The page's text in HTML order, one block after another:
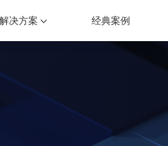
大数据中心
指挥调度系统
令下达、处置会商的重要工具
解决方案
区综合指挥调度解决方案
经典案例